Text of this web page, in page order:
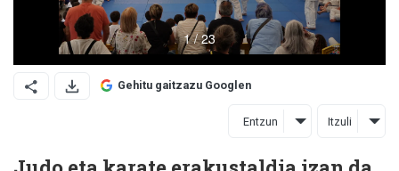
Gehitu gaitzazu Googlen
Entzun Itzuli